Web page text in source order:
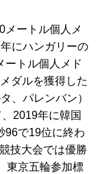
メートル個人メ
にハンガリーの
ートル個人メド
ダルを獲得した
、パレンバン）
2019年に韓国
96で19位に終わ
技大会では優勝
東京五輪参加標